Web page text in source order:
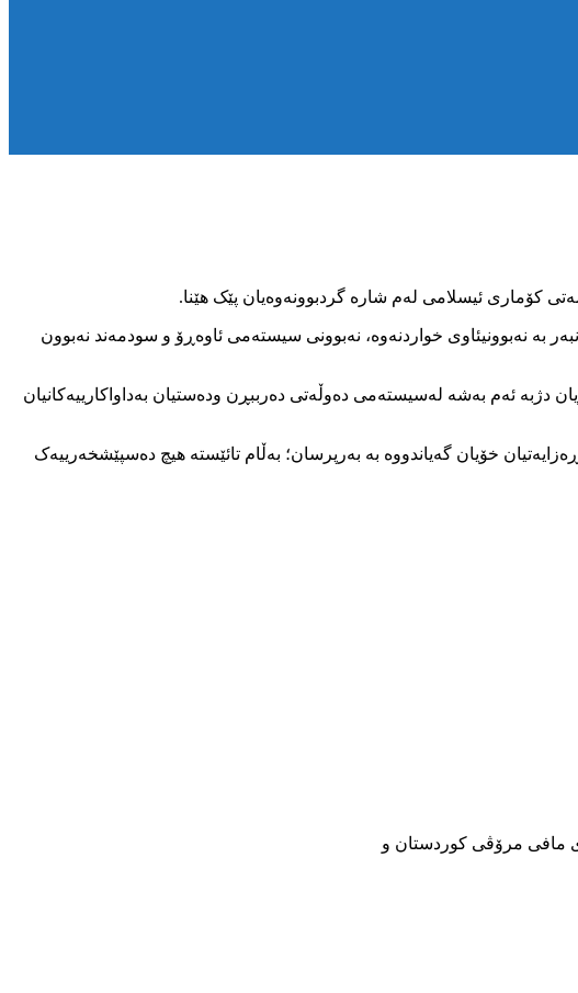
بە نەبوونیئاوی خواردنەوە، نەبوونی سیستەمی ئاوەڕۆ و سودمەند نەبوون
دژبە ئەم بەشە لەسیستەمی دەوڵەتی دەرببڕن ودەستیان بەداواکارییەکانیان
خۆیان گەیاندووە بە بەرپرسان؛ بەڵام تائێستە هیچ دەسپێشخەرییەک